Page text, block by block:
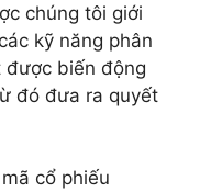
chúng tôi giới
kỹ năng phân
biến động
đó đưa ra quyết
cổ phiếu